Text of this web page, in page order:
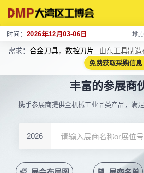
时间： 2026年12月03-06日 地
需求： 合金刀具，数控刀片 山东工具制造
免费获取采购信息
丰富的参展商
携手参展商提供全机械工业品类产品，满
2026